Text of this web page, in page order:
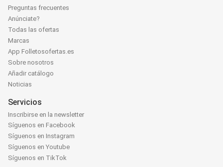
Preguntas frecuentes
Anúnciate?
Todas las ofertas
Marcas
App Folletosofertas.es
Sobre nosotros
Añadir catálogo
Noticias
Servicios
Inscribirse en la newsletter
Síguenos en Facebook
Síguenos en Instagram
Síguenos en Youtube
Síguenos en TikTok